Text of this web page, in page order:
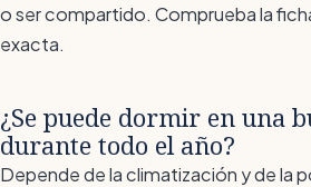
o ser compartido. Comprueba la
exacta.
¿Se puede dormir en una
durante todo el año?
Depende de la climatización y de la